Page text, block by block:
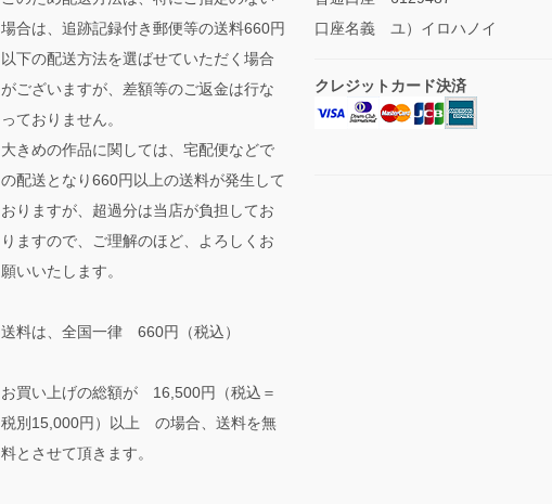
場合は、追跡記録付き郵便等の送料660円
以下の配送方法を選ばせていただく場合
がございますが、差額等のご返金は行な
っておりません。
大きめの作品に関しては、宅配便などで
の配送となり660円以上の送料が発生して
おりますが、超過分は当店が負担してお
りますので、ご理解のほど、よろしくお
願いいたします。
送料は、全国一律 660円（税込）
お買い上げの総額が 16,500円（税込＝
税別15,000円）以上 の場合、送料を無
料とさせて頂きます。
口座名義 ユ）イロハノイ
クレジットカード決済